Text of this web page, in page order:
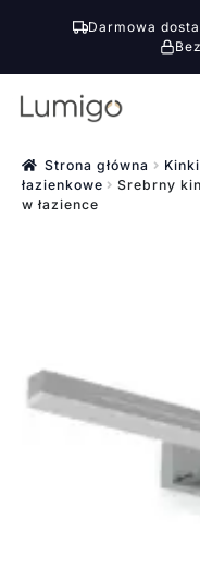
Darmowa
Przejdź
nawigacji
Przejdź
treści Strona główna
łazienkowe
Srebrny
w łazience